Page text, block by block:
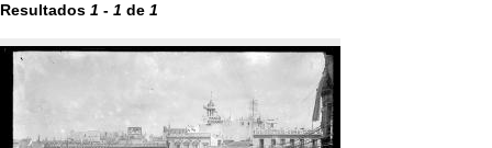
Resultados 1 - 1 de 1